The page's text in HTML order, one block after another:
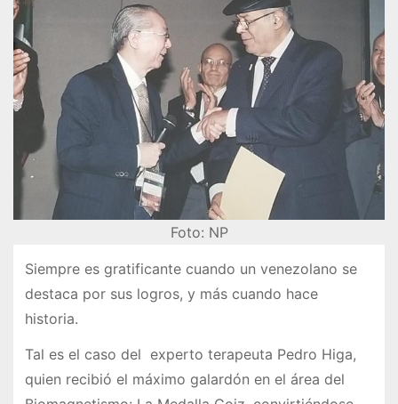
Foto: NP
Siempre es gratificante cuando un venezolano se
destaca por sus logros, y más cuando hace
historia.
Tal es el caso del experto terapeuta Pedro Higa,
quien recibió el máximo galardón en el área del